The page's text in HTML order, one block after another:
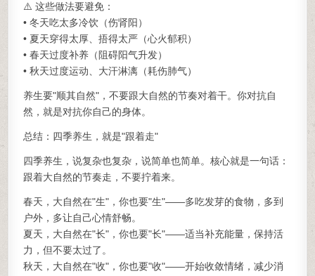
⚠️ 这些做法要避免：
• 冬天吃太多冷饮（伤肾阳）
• 夏天穿得太厚、捂得太严（心火郁积）
• 春天过度补养（阻碍阳气升发）
• 秋天过度运动、大汗淋漓（耗伤肺气）
养生要"顺其自然"，不要跟大自然的节奏对着干。你对抗自
然，就是对抗你自己的身体。
总结：四季养生，就是"跟着走"
四季养生，说复杂也复杂，说简单也简单。核心就是一句话：
跟着大自然的节奏走，不要拧着来。
春天，大自然在"生"，你也要"生"——多吃发芽的食物，多到
户外，多让自己心情舒畅。
夏天，大自然在"长"，你也要"长"——适当补充能量，保持活
力，但不要太过了。
秋天，大自然在"收"，你也要"收"——开始收敛情绪，减少消